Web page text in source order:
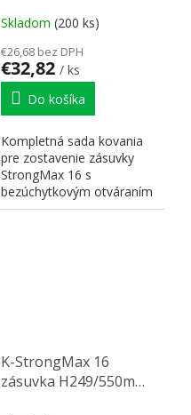
Skladom (200 ks)
€26,68 bez DPH
€32,82 / ks
Do košíka
Kompletná sada kovania
pre zostavenie zásuvky
StrongMax 16 s
bezúchytkovým otváraním
"PUSH". Nutné doplniť
K-StrongMax 16
zásuvka H249/550mm